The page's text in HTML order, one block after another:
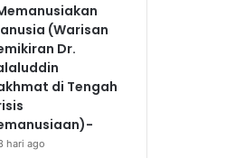
(Warisan
Dr.
di Tengah
hari ago